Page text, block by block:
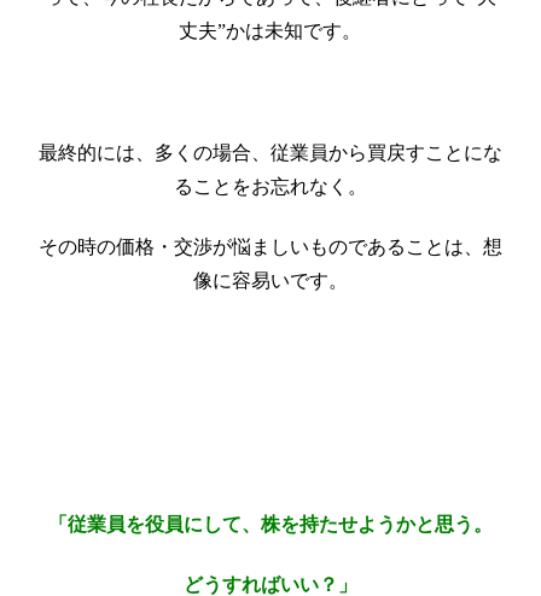
丈夫”かは未知です。
最終的には、多くの場合、従業員から買戻すことにな
ることをお忘れなく。
その時の価格・交渉が悩ましいものであることは、想
像に容易いです。
「従業員を役員にして、株を持たせようかと思う。
どうすればいい？」